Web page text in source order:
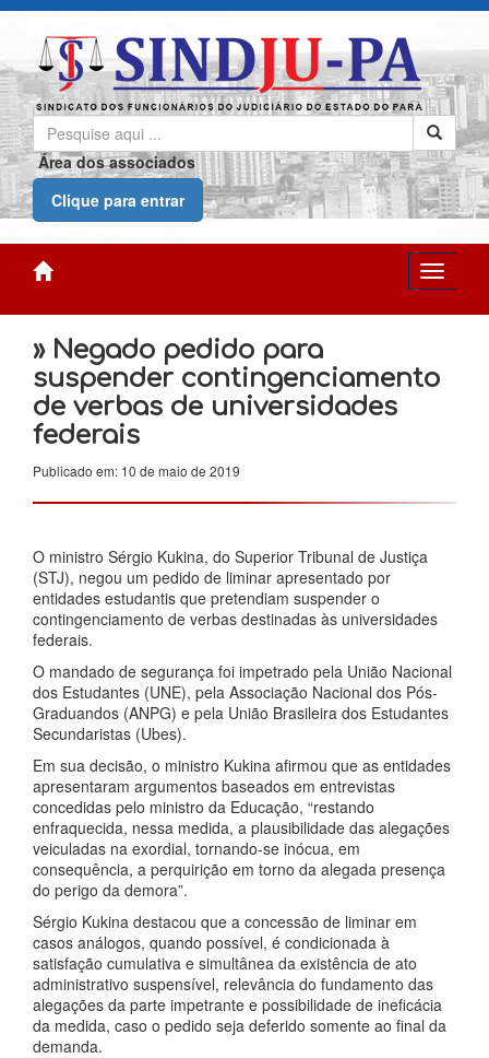
Área dos associados
Clique para entrar
» Negado pedido para
suspender contingenciamento
de verbas de universidades
federais
Publicado em: 10 de maio de 2019
O ministro Sérgio Kukina, do Superior Tribunal de Justiça
(STJ), negou um pedido de liminar apresentado por
entidades estudantis que pretendiam suspender o
contingenciamento de verbas destinadas às universidades
federais.
O mandado de segurança foi impetrado pela União Nacional
dos Estudantes (UNE), pela Associação Nacional dos Pós-
Graduandos (ANPG) e pela União Brasileira dos Estudantes
Secundaristas (Ubes).
Em sua decisão, o ministro Kukina afirmou que as entidades
apresentaram argumentos baseados em entrevistas
concedidas pelo ministro da Educação, “restando
enfraquecida, nessa medida, a plausibilidade das alegações
veiculadas na exordial, tornando-se inócua, em
consequência, a perquirição em torno da alegada presença
do perigo da demora”.
Sérgio Kukina destacou que a concessão de liminar em
casos análogos, quando possível, é condicionada à
satisfação cumulativa e simultânea da existência de ato
administrativo suspensível, relevância do fundamento das
alegações da parte impetrante e possibilidade de ineficácia
da medida, caso o pedido seja deferido somente ao final da
demanda.